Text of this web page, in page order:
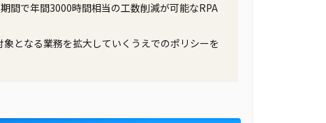
間で年間3000時間相当の工数削減が可能なRPA
象となる業務を拡大していくうえでのポリシーを